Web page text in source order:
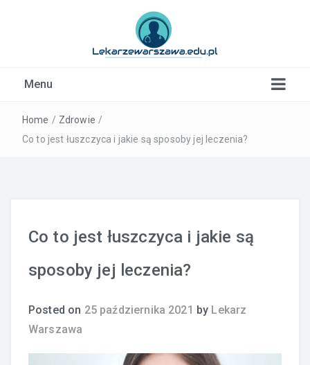
Menu
Home / Zdrowie /
Co to jest łuszczyca i jakie są sposoby jej leczenia?
Co to jest łuszczyca i jakie są
sposoby jej leczenia?
Posted on 25 października 2021 by Lekarz
Warszawa